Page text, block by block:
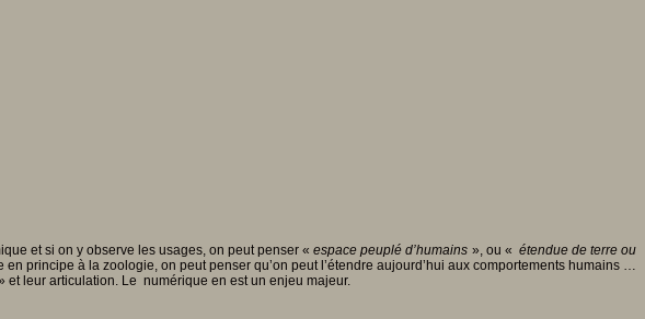
et si on y observe les usages, on peut penser «espace peuplé d’humains », ou « étendue de terre ou
en principe à la zoologie, on peut penser qu’on peut l’étendre aujourd’hui aux comportements humains …
leur articulation. Le numérique en est un enjeu majeur.